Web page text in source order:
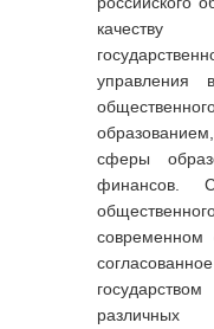
качеству
управления
сферы
финансов.
современном
различных